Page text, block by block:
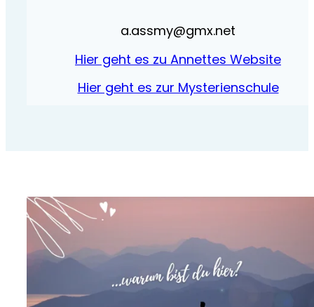
a.assmy@gmx.net
Hier geht es zu Annettes Website
Hier geht es zur Mysterienschule